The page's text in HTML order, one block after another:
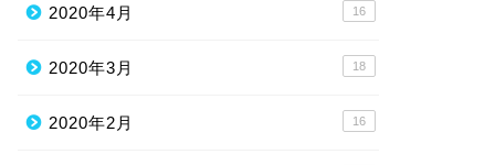
2020年4月 16
2020年3月 18
2020年2月 16